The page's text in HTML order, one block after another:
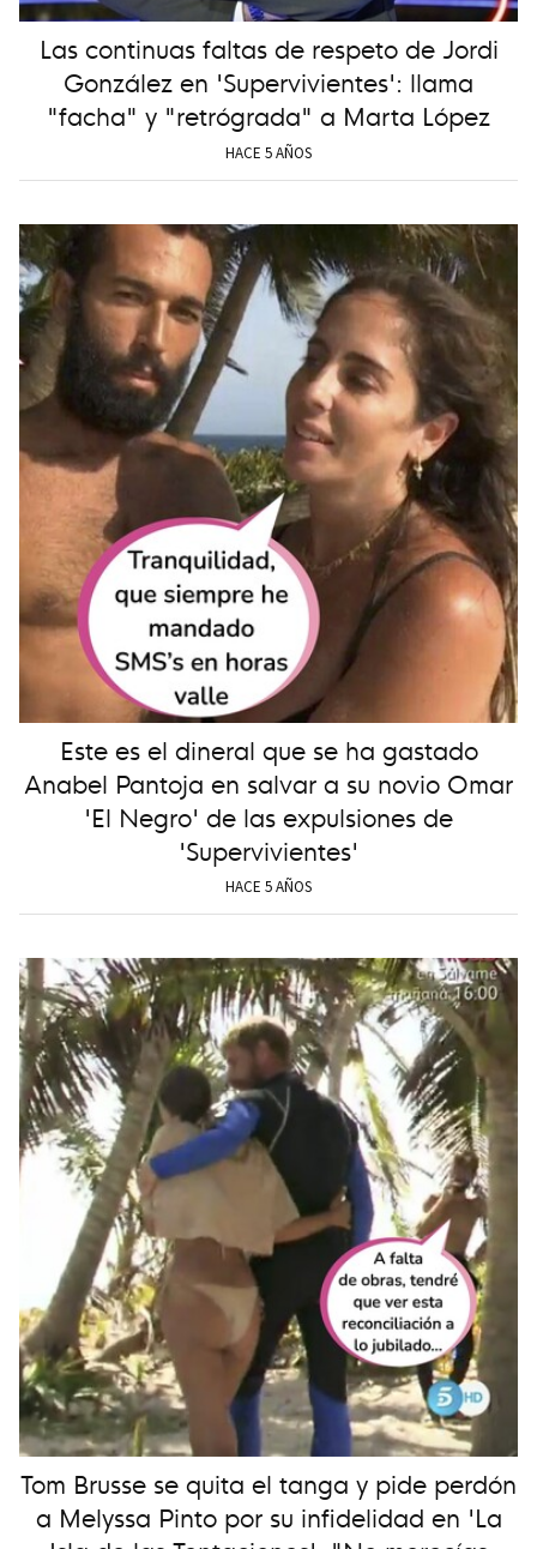
Las continuas faltas de respeto de Jordi
González en 'Supervivientes': llama
"facha" y "retrógrada" a Marta López
HACE 5 AÑOS
Este es el dineral que se ha gastado
Anabel Pantoja en salvar a su novio Omar
'El Negro' de las expulsiones de
'Supervivientes'
HACE 5 AÑOS
Tom Brusse se quita el tanga y pide perdón
a Melyssa Pinto por su infidelidad en 'La